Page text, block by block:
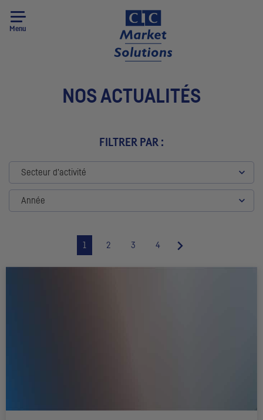
Menu
NOS ACTUALITÉS
FILTRER PAR :
Secteur d'activité
Année
1 2 3 4